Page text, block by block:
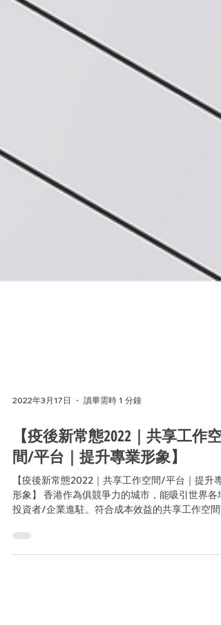
【疫後新常態2022｜共享工作空
間/平台｜提升專業形象】
【疫後新常態2022｜共享工作空間/平台｜提升專
投資者/企業進駐。符合成本效益的共享工作空間/